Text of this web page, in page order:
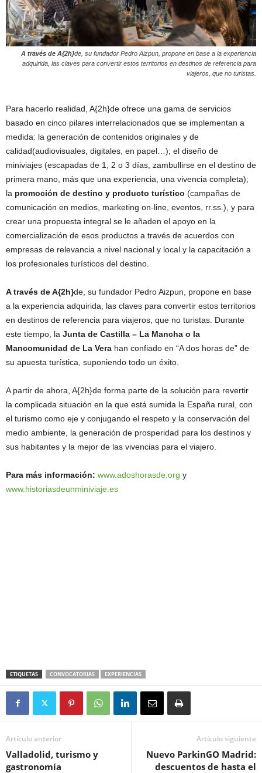
A través de A{2h}de, su fundador Pedro Aizpun, propone en base a la experiencia
adquirida, las claves para convertir estos territorios en destinos de referencia para
viajeros, que no turistas.
Para hacerlo realidad, A{2h}de ofrece una gama de servicios
basado en cinco pilares interrelacionados que se implementan a
medida: la generación de contenidos originales y de
calidad(audiovisuales, digitales, en papel…); el diseño de
miniviajes (escapadas de 1, 2 o 3 días, zambullirse en el destino de
primera mano, más que una experiencia, una vivencia completa);
la promoción de destino y producto turístico (campañas de
comunicación en medios, marketing on-line, eventos, rr.ss.), y para
crear una propuesta integral se le añaden el apoyo en la
comercialización de esos productos a través de acuerdos con
empresas de relevancia a nivel nacional y local y la capacitación a
los profesionales turísticos del destino.
A través de A{2h}de, su fundador Pedro Aizpun, propone en base
a la experiencia adquirida, las claves para convertir estos territorios
en destinos de referencia para viajeros, que no turistas. Durante
este tiempo, la Junta de Castilla – La Mancha o la
Mancomunidad de La Vera han confiado en “A dos horas de” de
su apuesta turística, suponiendo todo un éxito.
A partir de ahora, A{2h}de forma parte de la solución para revertir
la complicada situación en la que está sumida la España rural, con
el turismo como eje y conjugando el respeto y la conservación del
medio ambiente, la generación de prosperidad para los destinos y
sus habitantes y la mejor de las vivencias para el viajero.
Para más información: www.adoshorasde.org y
www.historiasdeunminiviaje.es
ETIQUETAS CONVOCATORIAS EXPERIENCIAS
Artículo anterior
Valladolid, turismo y
gastronomía
Artículo siguiente
Nuevo ParkinGO Madrid:
descuentos de hasta el